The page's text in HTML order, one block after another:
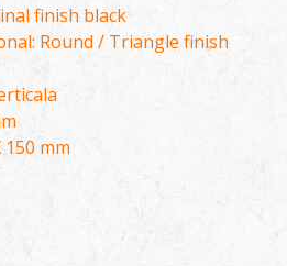
finish black
Round / Triangle finish
mm